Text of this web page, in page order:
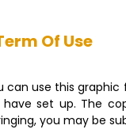
Of Use
can use this
have set up. The
you may be